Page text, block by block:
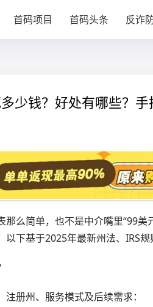
首码项目 首码头条 反诈
少钱？好处有哪些？
么简单，也不是中介嘴里“99美
下基于2025年最新州法、IRS规
册州、服务模式及后续需求：